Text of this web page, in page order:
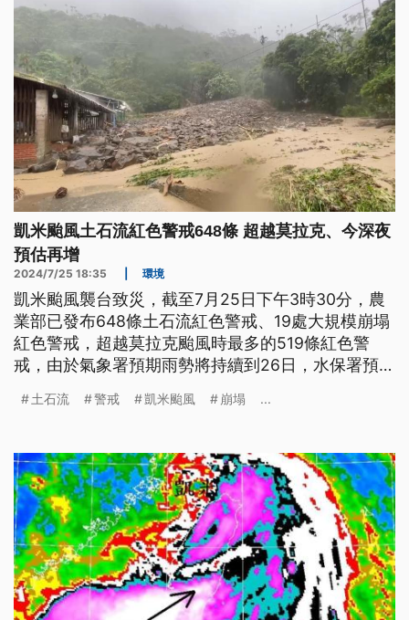
凱米颱風土石流紅色警戒648條 超越莫拉克、今深夜
預估再增
2024/7/25 18:35 環境
凱米颱風襲台致災，截至7月25日下午3時30分，農
業部已發布648條土石流紅色警戒、19處大規模崩塌
紅色警戒，超越莫拉克颱風時最多的519條紅色警
戒，由於氣象署預期雨勢將持續到26日，水保署預估
大規模崩塌紅色警戒增至43處，主要都在山區。
土石流 警戒 凱米颱風 崩塌 ...